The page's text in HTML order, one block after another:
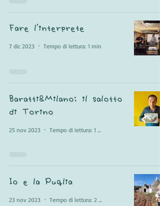
Fare l'interprete
7 dic 2023 Tempo di lettura: 1 min
Baratti&Milano: il salotto
di Torino
25 nov 2023 Tempo di lettura: 1 min
Io e la Puglia
23 nov 2023 Tempo di lettura: 2 min